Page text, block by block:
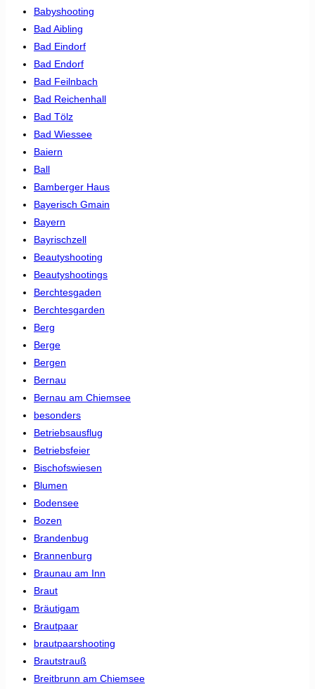
Babyshooting
Bad Aibling
Bad Eindorf
Bad Endorf
Bad Feilnbach
Bad Reichenhall
Bad Tölz
Bad Wiessee
Baiern
Ball
Bamberger Haus
Bayerisch Gmain
Bayern
Bayrischzell
Beautyshooting
Beautyshootings
Berchtesgaden
Berchtesgarden
Berg
Berge
Bergen
Bernau
Bernau am Chiemsee
besonders
Betriebsausflug
Betriebsfeier
Bischofswiesen
Blumen
Bodensee
Bozen
Brandenbug
Brannenburg
Braunau am Inn
Braut
Bräutigam
Brautpaar
brautpaarshooting
Brautstrauß
Breitbrunn am Chiemsee